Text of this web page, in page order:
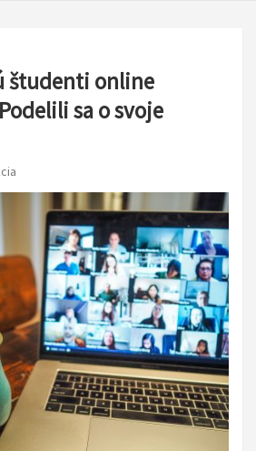
študenti online
sa o svoje